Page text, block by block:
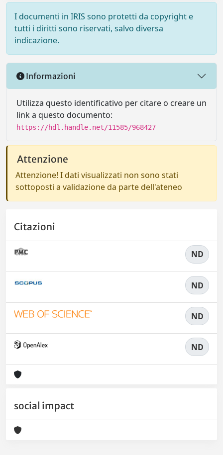
I documenti in IRIS sono protetti da copyright e
tutti i diritti sono riservati, salvo diversa
indicazione.
Informazioni
Utilizza questo identificativo per citare o creare un
link a questo documento:
https://hdl.handle.net/11585/968427
Attenzione
Attenzione! I dati visualizzati non sono stati
sottoposti a validazione da parte dell'ateneo
Citazioni
ND
ND
ND
ND
social impact